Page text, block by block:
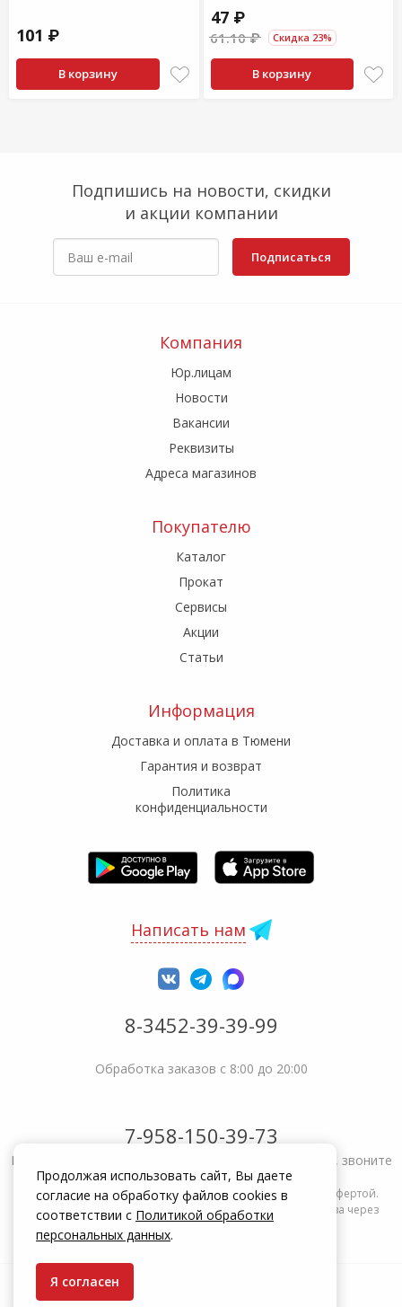
101 ₽
В корзину
47 ₽
61.10 ₽ Скидка 23%
В корзину
Подпишись на новости, скидки
и акции компании
Подписаться
Компания
Юр.лицам
Новости
Вакансии
Реквизиты
Адреса магазинов
Покупателю
Каталог
Прокат
Сервисы
Акции
Статьи
Информация
Доставка и оплата в Тюмени
Гарантия и возврат
Политика
конфиденциальности
Написать нам
8-3452-39-39-99
Обработка заказов с 8:00 до 20:00
7-958-150-39-73
Не получается решить вопрос или возникла жалоба, звоните
Информация на сайте zakrepi.ru не является публичной офертой.
Указанные цены действуют только при оформлении заказа через
интернет-магазин zakrepi.ru.
© КрепыЖ, 2004 — 2026
Продолжая использовать сайт, Вы даете
согласие на обработку файлов cookies в
соответствии с Политикой обработки
персональных данных.
Я согласен